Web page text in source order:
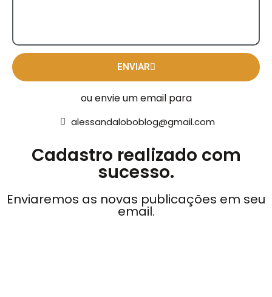
ENVIAR
ou envie um email para
alessandaloboblog@gmail.com
Cadastro realizado com
sucesso.
Enviaremos as novas publicações em seu
email.